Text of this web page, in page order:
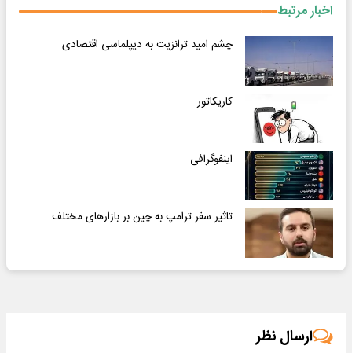
اخبار مرتبط
چشم امید ترانزیت به دیپلماسی اقتصادی
کاریکاتور
اینفوگرافی
تاثیر سفر ترامپ به چین بر بازارهای مختلف
ارسال نظر